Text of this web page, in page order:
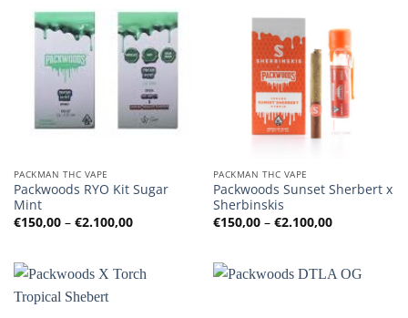
PACKMAN THC VAPE
Packwoods RYO Kit Sugar
Mint
€150,00 – €2.100,00Preisspanne:
€150,00
PACKMAN THC VAPE
Packwoods Sunset Sherbert x
Sherbinskis
€150,00 – €2.100,00
€150,00